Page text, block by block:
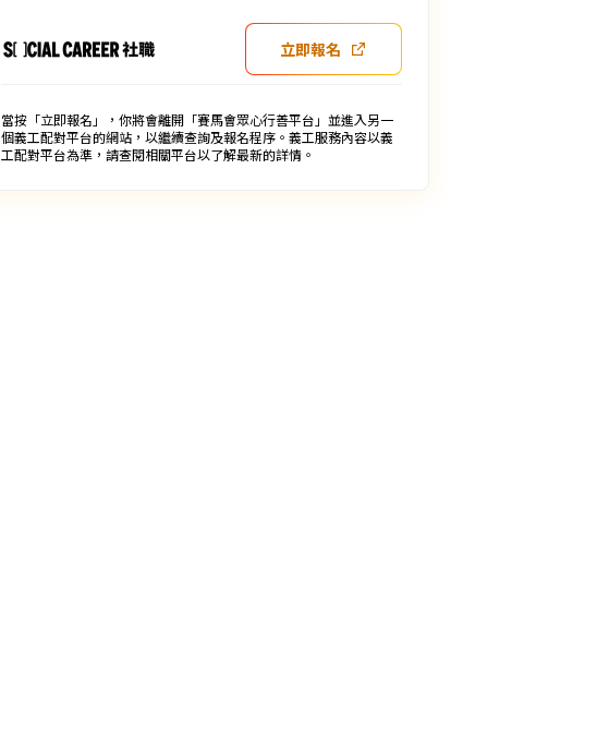
立即報名
當按「立即報名」，你將會離開「賽馬會眾心行善平台」並進入另一
個義工配對平台的網站，以繼續查詢及報名程序。義工服務內容以義
工配對平台為準，請查閱相關平台以了解最新的詳情。